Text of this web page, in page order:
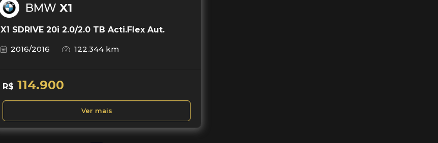
BMW X1
X1 SDRIVE 20i 2.0/2.0 TB Acti.Flex Aut.
2016/2016
122.344 km
R$ 114.900
Ver mais